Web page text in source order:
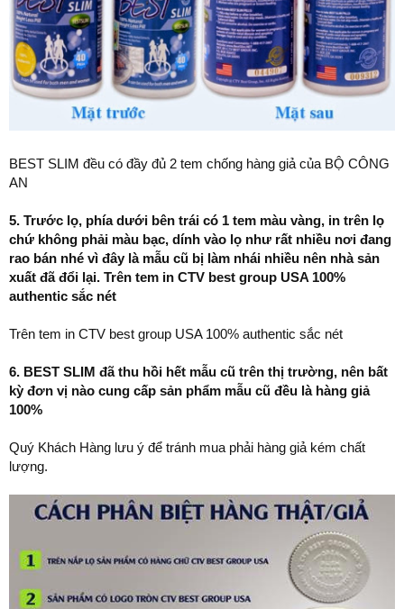
BEST SLIM đều có đầy đủ 2 tem chống hàng giả của BỘ CÔNG
AN
5. Trước lọ, phía dưới bên trái có 1 tem màu vàng, in trên lọ
chứ không phải màu bạc, dính vào lọ như rất nhiều nơi đang
rao bán nhé vì đây là mẫu cũ bị làm nhái nhiều nên nhà sản
xuất đã đổi lại. Trên tem in CTV best group USA 100%
authentic sắc nét
Trên tem in CTV best group USA 100% authentic sắc nét
6. BEST SLIM đã thu hồi hết mẫu cũ trên thị trường, nên bất
kỳ đơn vị nào cung cấp sản phẩm mẫu cũ đều là hàng giả
100%
Quý Khách Hàng lưu ý để tránh mua phải hàng giả kém chất
lượng.